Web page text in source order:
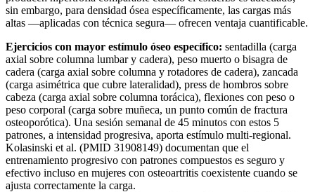
sin embargo, para densidad ósea específicamente, las cargas más
altas —aplicadas con técnica segura— ofrecen ventaja cuantificable.
Ejercicios con mayor estímulo óseo específico: sentadilla (carga
axial sobre columna lumbar y cadera), peso muerto o bisagra de
cadera (carga axial sobre columna y rotadores de cadera), zancada
(carga asimétrica que cubre lateralidad), press de hombros sobre
cabeza (carga axial sobre columna torácica), flexiones con peso o
peso corporal (carga sobre muñeca, un punto común de fractura
osteoporótica). Una sesión semanal de 45 minutos con estos 5
patrones, a intensidad progresiva, aporta estímulo multi-regional.
Kolasinski et al. (PMID 31908149) documentan que el
entrenamiento progresivo con patrones compuestos es seguro y
efectivo incluso en mujeres con osteoartritis coexistente cuando se
ajusta correctamente la carga.